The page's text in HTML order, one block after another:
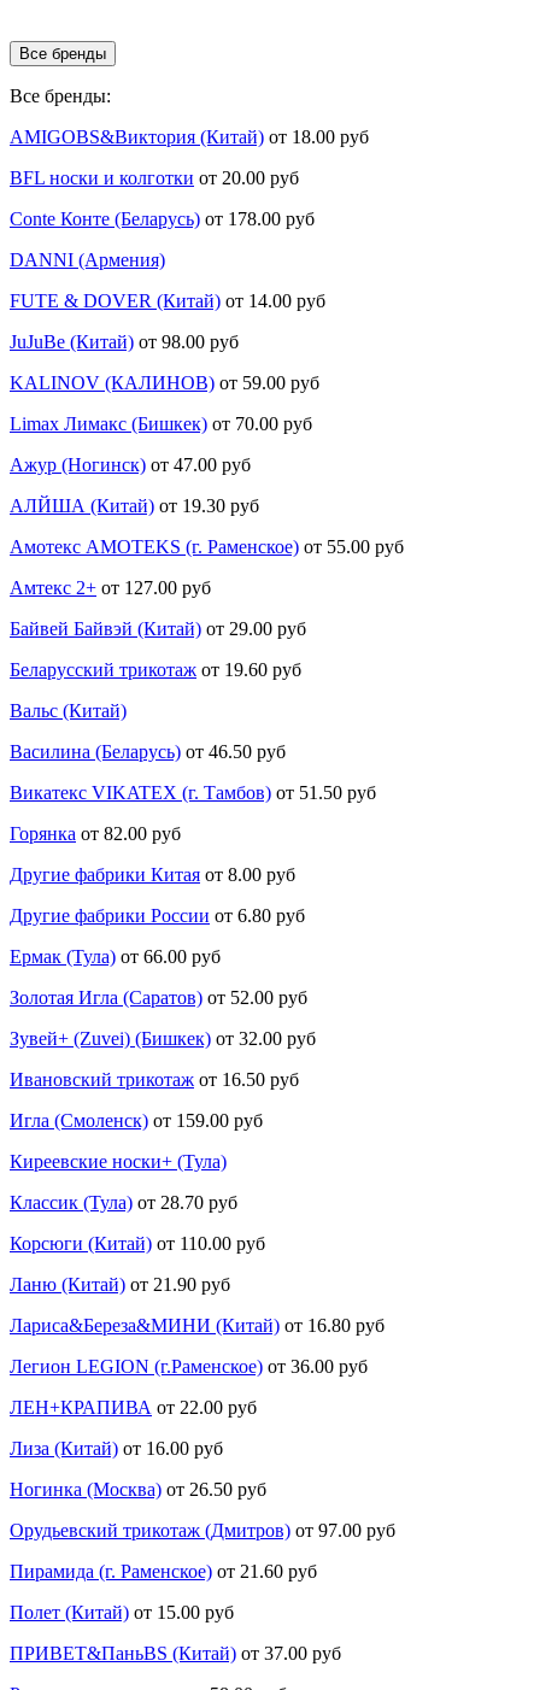
Все бренды
Все бренды:
AMIGOBS&Виктория (Китай) от 18.00 руб
BFL носки и колготки от 20.00 руб
Conte Конте (Беларусь) от 178.00 руб
DANNI (Армения)
FUTE & DOVER (Китай) от 14.00 руб
JuJuBe (Китай) от 98.00 руб
KALINOV (КАЛИНОВ) от 59.00 руб
Limax Лимакс (Бишкек) от 70.00 руб
Ажур (Ногинск) от 47.00 руб
АЛЙША (Китай) от 19.30 руб
Амотекс AMOTEKS (г. Раменское) от 55.00 руб
Амтекс 2+ от 127.00 руб
Байвей Байвэй (Китай) от 29.00 руб
Беларусский трикотаж от 19.60 руб
Вальс (Китай)
Василина (Беларусь) от 46.50 руб
Викатекс VIKATEX (г. Тамбов) от 51.50 руб
Горянка от 82.00 руб
Другие фабрики Китая от 8.00 руб
Другие фабрики России от 6.80 руб
Ермак (Тула) от 66.00 руб
Золотая Игла (Саратов) от 52.00 руб
Зувей+ (Zuvei) (Бишкек) от 32.00 руб
Ивановский трикотаж от 16.50 руб
Игла (Смоленск) от 159.00 руб
Киреевские носки+ (Тула)
Классик (Тула) от 28.70 руб
Корсюги (Китай) от 110.00 руб
Ланю (Китай) от 21.90 руб
Лариса&Береза&МИНИ (Китай) от 16.80 руб
Легион LEGION (г.Раменское) от 36.00 руб
ЛЕН+КРАПИВА от 22.00 руб
Лиза (Китай) от 16.00 руб
Ногинка (Москва) от 26.50 руб
Орудьевский трикотаж (Дмитров) от 97.00 руб
Пирамида (г. Раменское) от 21.60 руб
Полет (Китай) от 15.00 руб
ПРИВЕТ&ПаньBS (Китай) от 37.00 руб